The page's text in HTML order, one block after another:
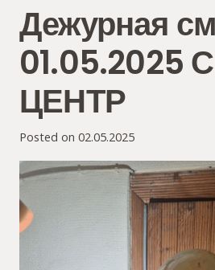
Дежурная
01.05.2025
ЦЕНТР
Posted on 02.05.2025